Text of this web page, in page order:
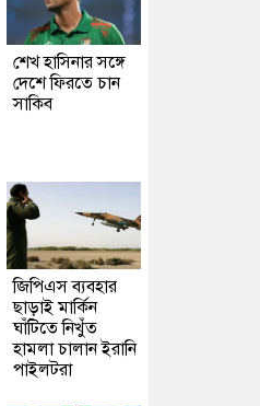
শেখ হাসিনার সঙ্গে
দেশে ফিরতে চান
সাকিব
জিপিএস ব্যবহার
ছাড়াই মার্কিন
ঘাঁটিতে নিখুঁত
হামলা চালান ইরানি
পাইলটরা